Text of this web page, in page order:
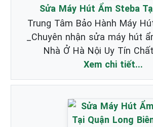
Sửa Máy Hút Ẩm Steba
Trung Tâm Bảo Hành Máy
_Chuyên nhận sửa máy hút
Nhà Ở Hà Nội Uy Tín
Xem chi tiết...